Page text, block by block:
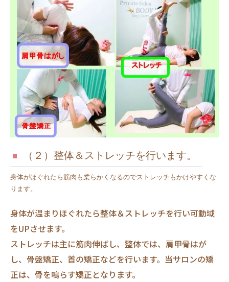
（２）整体＆ストレッチを行います。
身体がほぐれたら筋肉も柔らかくなるのでストレッチもかけやすくな
ります。
身体が温まりほぐれたら整体＆ストレッチを行い可動域
をUPさせます。
ストレッチは主に筋肉伸ばし、整体では、肩甲骨はが
し、骨盤矯正、首の矯正などを行います。当サロンの矯
正は、骨を鳴らす矯正となります。